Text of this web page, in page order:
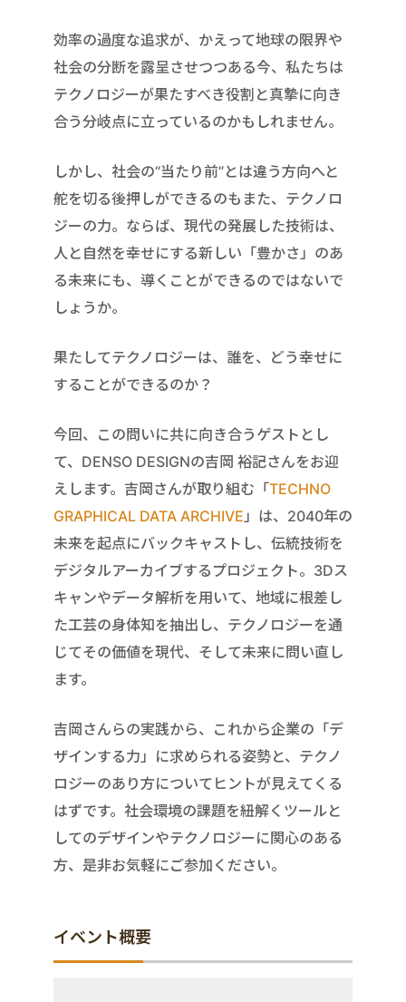
効率の過度な追求が、かえって地球の限界や
社会の分断を露呈させつつある今、私たちは
テクノロジーが果たすべき役割と真摯に向き
合う分岐点に立っているのかもしれません。
しかし、社会の“当たり前”とは違う方向へと
舵を切る後押しができるのもまた、テクノロ
ジーの力。ならば、現代の発展した技術は、
人と自然を幸せにする新しい「豊かさ」のあ
る未来にも、導くことができるのではないで
しょうか。
果たしてテクノロジーは、誰を、どう幸せに
することができるのか？
今回、この問いに共に向き合うゲストとし
て、DENSO DESIGNの吉岡 裕記さんをお迎
えします。吉岡さんが取り組む「TECHNO
GRAPHICAL DATA ARCHIVE」は、2040年の
未来を起点にバックキャストし、伝統技術を
デジタルアーカイブするプロジェクト。3Dス
キャンやデータ解析を用いて、地域に根差し
た工芸の身体知を抽出し、テクノロジーを通
じてその価値を現代、そして未来に問い直し
ます。
吉岡さんらの実践から、これから企業の「デ
ザインする力」に求められる姿勢と、テクノ
ロジーのあり方についてヒントが見えてくる
はずです。社会環境の課題を紐解くツールと
してのデザインやテクノロジーに関心のある
方、是非お気軽にご参加ください。
イベント概要